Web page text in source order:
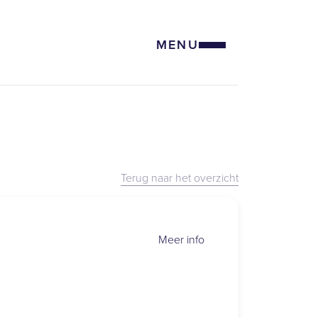
MENU
Terug naar het overzicht
Meer info